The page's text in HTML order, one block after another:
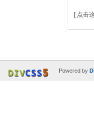
[ 点击
Powered by